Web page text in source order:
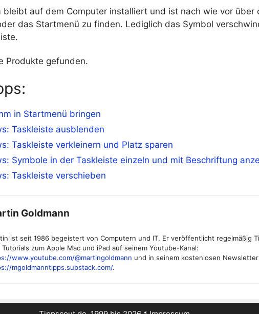
bleibt auf dem Computer installiert und ist nach wie vor über
das Startmenü zu finden. Lediglich das Symbol
Produkte gefunden.
in Startmenü bringen
Taskleiste ausblenden
Taskleiste verkleinern und Platz sparen
Symbole in der Taskleiste einzeln und mit Beschriftung
Taskleiste verschieben
Goldmann
ist seit 1986 begeistert von Computern und IT. Er veröffentlicht regelmäßig
Tutorials zum Apple Mac und iPad auf seinem Youtube-Kanal:
www.youtube.com/@martingoldmann und in seinem kostenlosen Newsletter
mgoldmanntipps.substack.com/.